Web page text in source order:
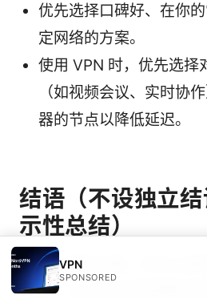
优先选择口碑好、在你
定网络的方案。
使用 VPN 时，优先选择
（如视频会议、实时协
器的节点以降低延迟。
结语（不设独立
示性总结）
通过上面的步骤，你可以
eSIM、如何在全球范围内
VPN
SPONSORED